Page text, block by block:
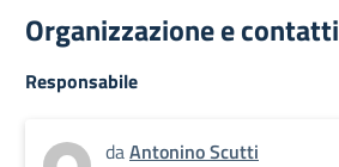
Organizzazione e contatti
Responsabile
daAntonino Scutti